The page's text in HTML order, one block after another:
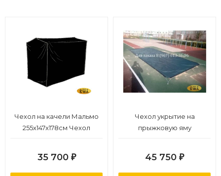
Чехол на качели Мальмо
255x147x178см Чехол
35 700 ₽
Чехол укрытие на
прыжковую яму
45 750 ₽